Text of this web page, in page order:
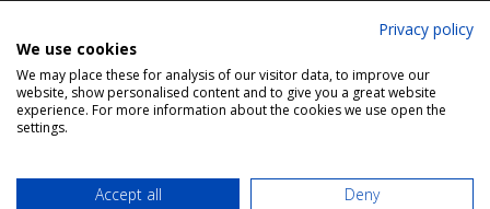
Siga-nos nas redes sociais
Privacy policy
We use cookies
We may place these for analysis of our visitor data, to improve our
website, show personalised content and to give you a great website
experience. For more information about the cookies we use open the
settings.
Accept all Deny